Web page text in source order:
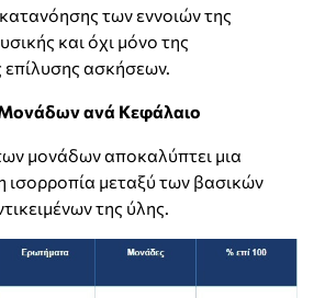
των εννοιών της
και όχι μόνο της
επίλυσης ασκήσεων.
ανά Κεφάλαιο
μονάδων αποκαλύπτει μια
ισορροπία μεταξύ των βασικών
της ύλης.